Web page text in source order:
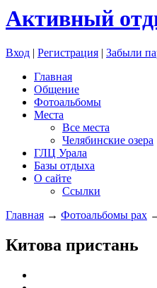
Активный
Вход | Регистрация | Забыли
Главная
Общение
Фотоальбомы
Места
Все места
Челябинские озера
ГЛЦ Урала
Базы отдыха
О сайте
Ссылки
Главная → Фотоальбомы pax
Китова пристань